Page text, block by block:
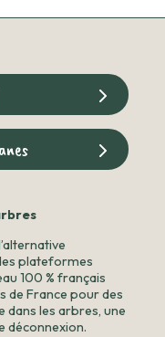
plateformes
100 % français
de France pour des
dans les arbres, une
déconnexion.